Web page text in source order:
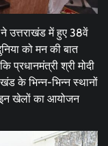
ने उत्तराखंड में हुए 38वें
को मन की बात
प्रधानमंत्री श्री मोदी
के भिन्न-भिन्न स्थानों
इन खेलों का आयोजन